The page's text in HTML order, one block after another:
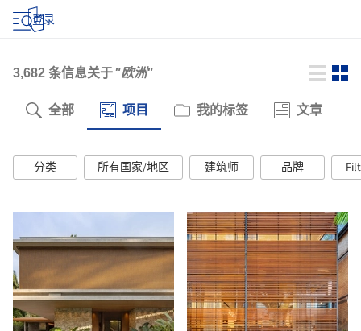
登录
3,682 条信息关于"欧洲"
全部 项目 我的标签 文章
分类 所有国家/地区 建筑师 品牌